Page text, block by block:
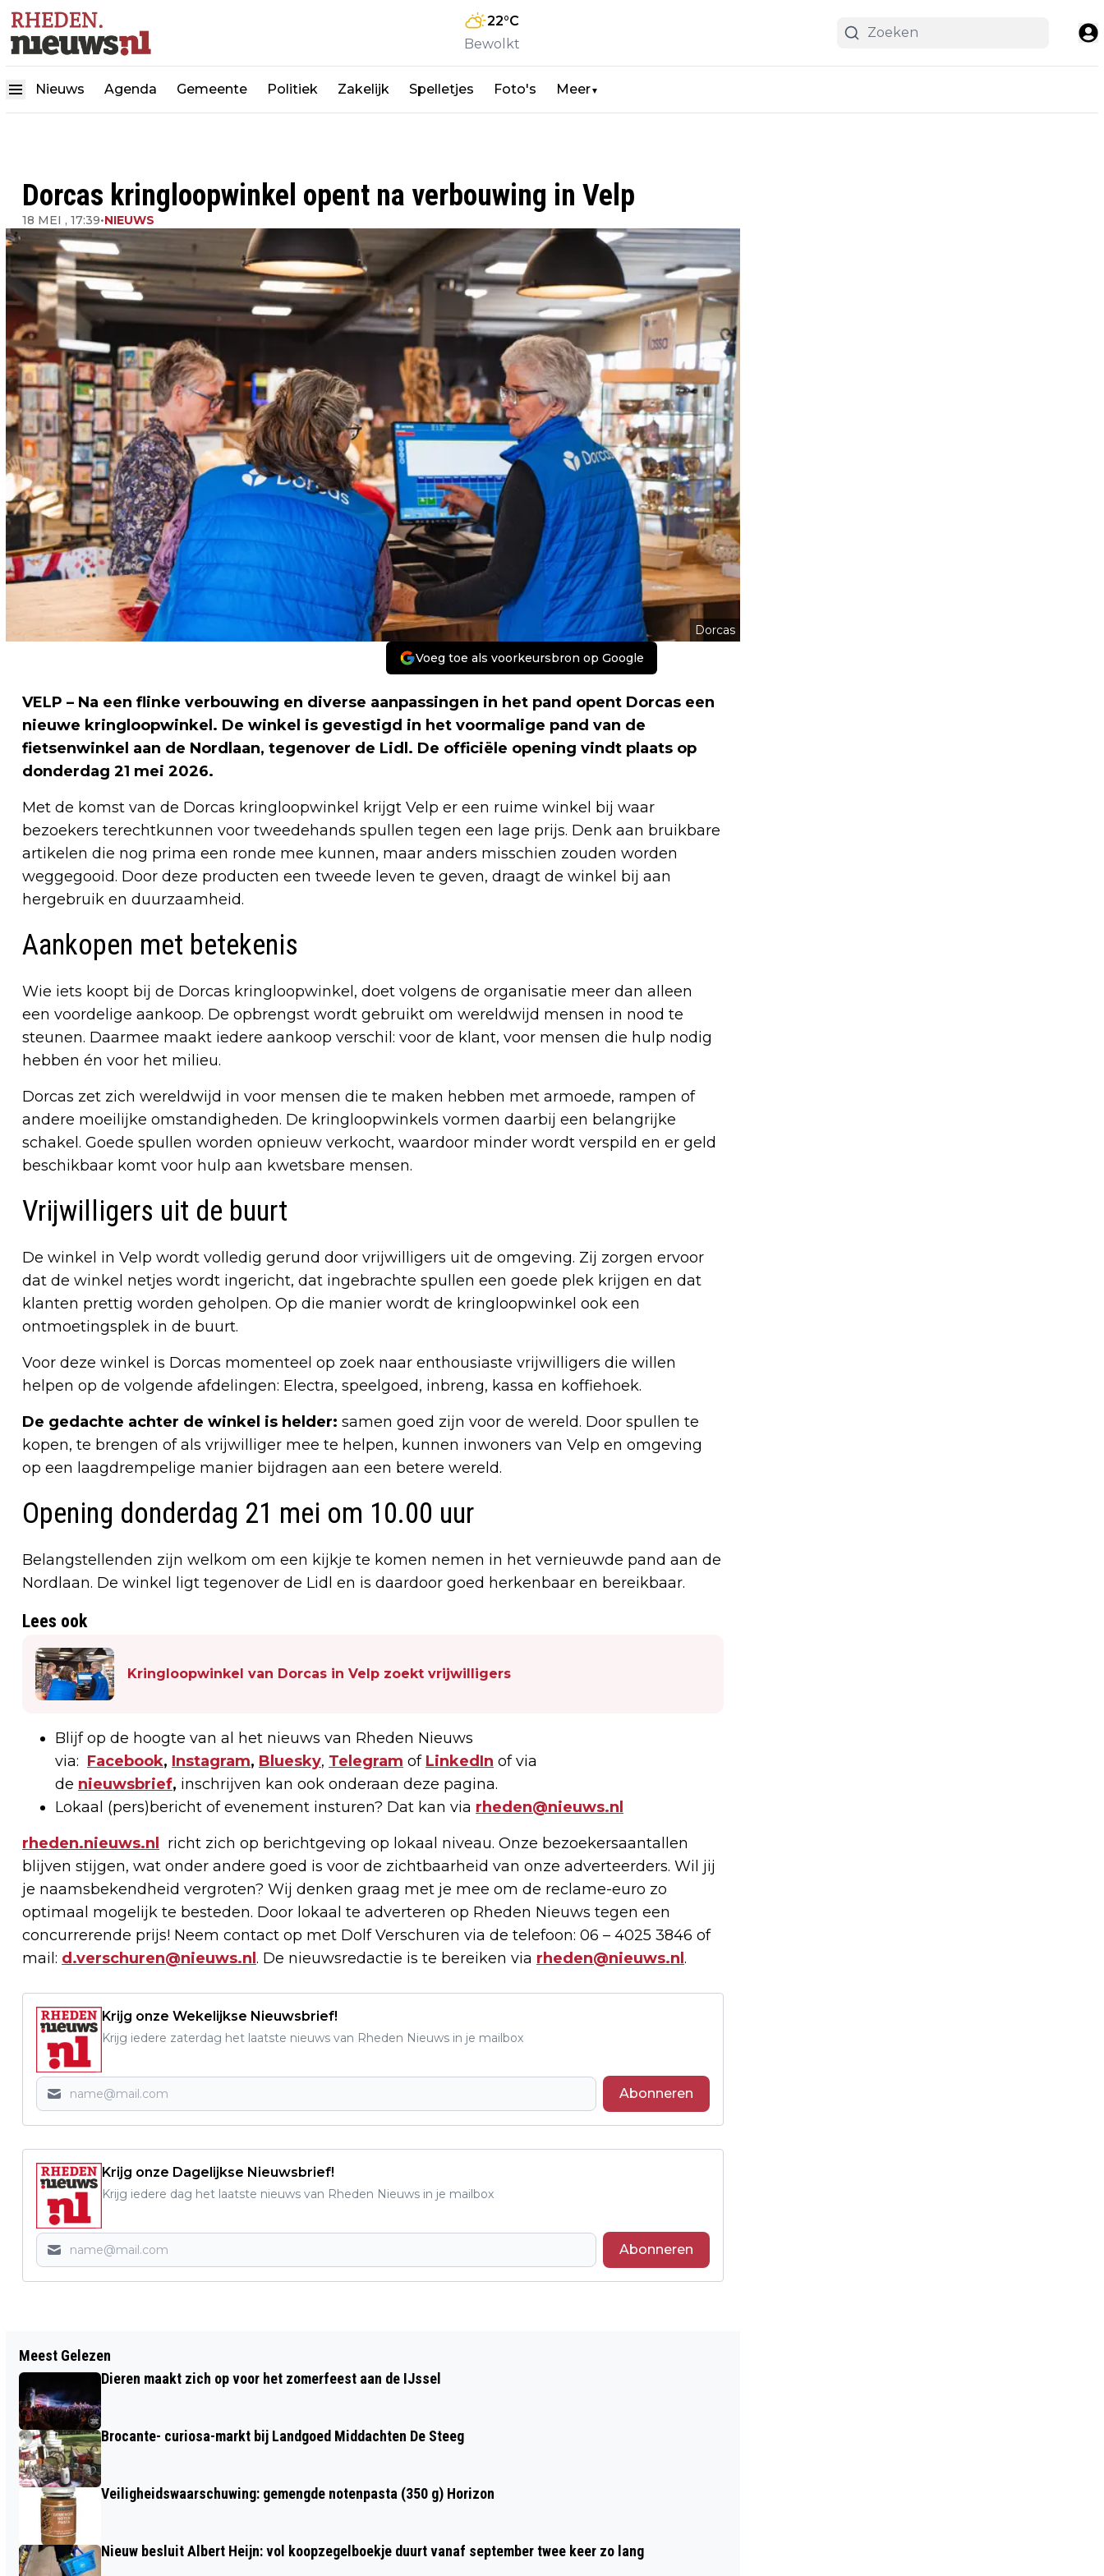
22°C
Bewolkt
Nieuws Agenda Gemeente Politiek Zakelijk Spelletjes Foto's Meer▼
Dorcas kringloopwinkel opent na verbouwing in Velp
18 MEI , 17:39•NIEUWS
Dorcas
Voeg toe als voorkeursbron op Google
VELP – Na een flinke verbouwing en diverse aanpassingen in het pand opent Dorcas een
nieuwe kringloopwinkel. De winkel is gevestigd in het voormalige pand van de
fietsenwinkel aan de Nordlaan, tegenover de Lidl. De officiële opening vindt plaats op
donderdag 21 mei 2026.
Met de komst van de Dorcas kringloopwinkel krijgt Velp er een ruime winkel bij waar
bezoekers terechtkunnen voor tweedehands spullen tegen een lage prijs. Denk aan bruikbare
artikelen die nog prima een ronde mee kunnen, maar anders misschien zouden worden
weggegooid. Door deze producten een tweede leven te geven, draagt de winkel bij aan
hergebruik en duurzaamheid.
Aankopen met betekenis
Wie iets koopt bij de Dorcas kringloopwinkel, doet volgens de organisatie meer dan alleen
een voordelige aankoop. De opbrengst wordt gebruikt om wereldwijd mensen in nood te
steunen. Daarmee maakt iedere aankoop verschil: voor de klant, voor mensen die hulp nodig
hebben én voor het milieu.
Dorcas zet zich wereldwijd in voor mensen die te maken hebben met armoede, rampen of
andere moeilijke omstandigheden. De kringloopwinkels vormen daarbij een belangrijke
schakel. Goede spullen worden opnieuw verkocht, waardoor minder wordt verspild en er geld
beschikbaar komt voor hulp aan kwetsbare mensen.
Vrijwilligers uit de buurt
De winkel in Velp wordt volledig gerund door vrijwilligers uit de omgeving. Zij zorgen ervoor
dat de winkel netjes wordt ingericht, dat ingebrachte spullen een goede plek krijgen en dat
klanten prettig worden geholpen. Op die manier wordt de kringloopwinkel ook een
ontmoetingsplek in de buurt.
Voor deze winkel is Dorcas momenteel op zoek naar enthousiaste vrijwilligers die willen
helpen op de volgende afdelingen: Electra, speelgoed, inbreng, kassa en koffiehoek.
De gedachte achter de winkel is helder: samen goed zijn voor de wereld. Door spullen te
kopen, te brengen of als vrijwilliger mee te helpen, kunnen inwoners van Velp en omgeving
op een laagdrempelige manier bijdragen aan een betere wereld.
Opening donderdag 21 mei om 10.00 uur
Belangstellenden zijn welkom om een kijkje te komen nemen in het vernieuwde pand aan de
Nordlaan. De winkel ligt tegenover de Lidl en is daardoor goed herkenbaar en bereikbaar.
Lees ook
Kringloopwinkel van Dorcas in Velp zoekt vrijwilligers
Blijf op de hoogte van al het nieuws van Rheden Nieuws
via: Facebook, Instagram, Bluesky, Telegram of LinkedIn of via
de nieuwsbrief, inschrijven kan ook onderaan deze pagina.
Lokaal (pers)bericht of evenement insturen? Dat kan via rheden@nieuws.nl
rheden.nieuws.nl richt zich op berichtgeving op lokaal niveau. Onze bezoekersaantallen
blijven stijgen, wat onder andere goed is voor de zichtbaarheid van onze adverteerders. Wil jij
je naamsbekendheid vergroten? Wij denken graag met je mee om de reclame-euro zo
optimaal mogelijk te besteden. Door lokaal te adverteren op Rheden Nieuws tegen een
concurrerende prijs! Neem contact op met Dolf Verschuren via de telefoon: 06 – 4025 3846 of
mail: d.verschuren@nieuws.nl. De nieuwsredactie is te bereiken via rheden@nieuws.nl.
Krijg onze Wekelijkse Nieuwsbrief!
Krijg iedere zaterdag het laatste nieuws van Rheden Nieuws in je mailbox
Abonneren
Krijg onze Dagelijkse Nieuwsbrief!
Krijg iedere dag het laatste nieuws van Rheden Nieuws in je mailbox
Abonneren
ENSEMBLE ENCHANTÉ EN TRIO
NADAILLAC BRENGEN GEVARIEERD
CONCERT IN DORPSKERK RHEDEN
ECOLOGISCHE TUINEN EN LOKALE
Meest Gelezen
Dieren maakt zich op voor het zomerfeest aan de IJssel
Brocante- curiosa-markt bij Landgoed Middachten De Steeg
Veiligheidswaarschuwing: gemengde notenpasta (350 g) Horizon
Nieuw besluit Albert Heijn: vol koopzegelboekje duurt vanaf september twee keer zo lang